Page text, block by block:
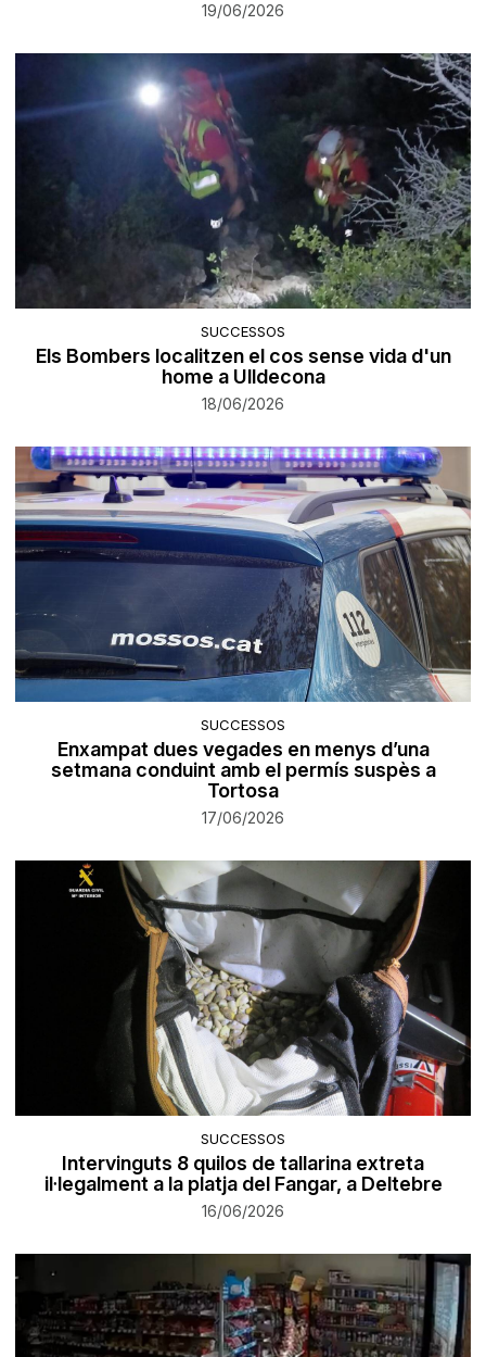
19/06/2026
SUCCESSOS
Els Bombers localitzen el cos sense vida d'un
home a Ulldecona
18/06/2026
SUCCESSOS
Enxampat dues vegades en menys d’una
setmana conduint amb el permís suspès a
Tortosa
17/06/2026
SUCCESSOS
Intervinguts 8 quilos de tallarina extreta
il·legalment a la platja del Fangar, a Deltebre
16/06/2026